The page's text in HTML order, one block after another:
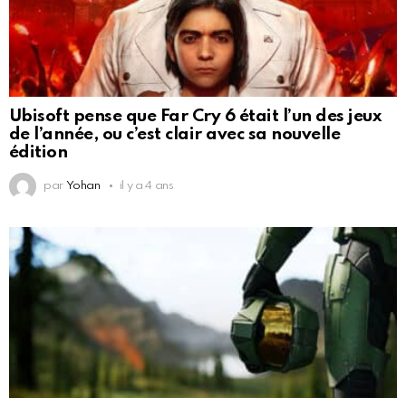
Ubisoft pense que Far Cry 6 était l’un des jeux
de l’année, ou c’est clair avec sa nouvelle
édition
par Yohan il y a 4 ans